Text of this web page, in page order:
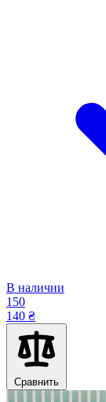
В наличии
150
140 ₴
Сравнить